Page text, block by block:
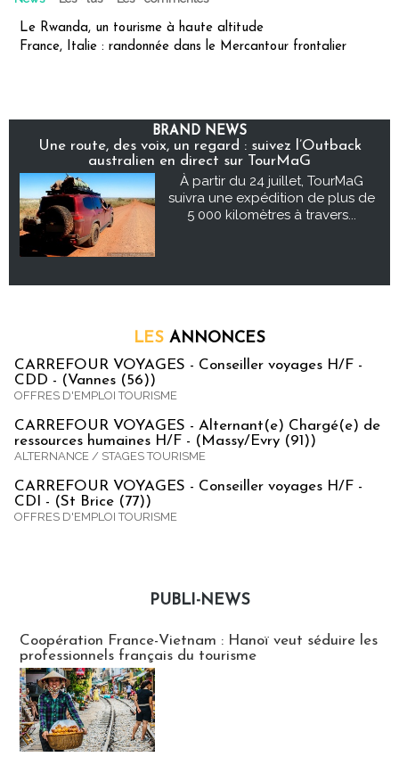
Le Rwanda, un tourisme à haute altitude
France, Italie : randonnée dans le Mercantour frontalier
BRAND NEWS
Une route, des voix, un regard : suivez l’Outback
australien en direct sur TourMaG
À partir du 24 juillet, TourMaG
suivra une expédition de plus de
5 000 kilomètres à travers...
LES ANNONCES
CARREFOUR VOYAGES - Conseiller voyages H/F -
CDD - (Vannes (56))
OFFRES D'EMPLOI TOURISME
CARREFOUR VOYAGES - Alternant(e) Chargé(e) de
ressources humaines H/F - (Massy/Evry (91))
ALTERNANCE / STAGES TOURISME
CARREFOUR VOYAGES - Conseiller voyages H/F -
CDI - (St Brice (77))
OFFRES D'EMPLOI TOURISME
PUBLI-NEWS
Coopération France-Vietnam : Hanoï veut séduire les
professionnels français du tourisme